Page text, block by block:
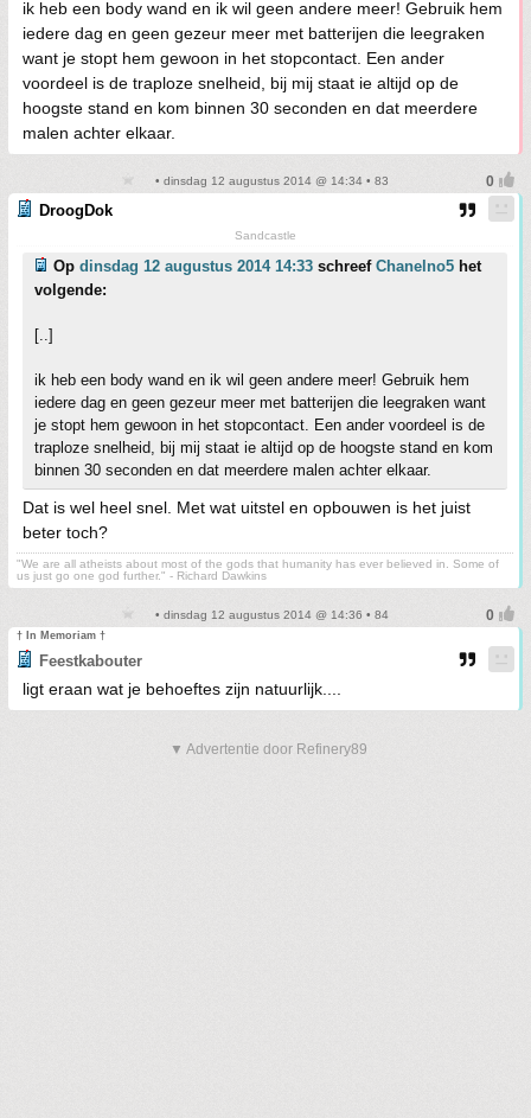
ik heb een body wand en ik wil geen andere meer! Gebruik hem
iedere dag en geen gezeur meer met batterijen die leegraken
want je stopt hem gewoon in het stopcontact. Een ander
voordeel is de traploze snelheid, bij mij staat ie altijd op de
hoogste stand en kom binnen 30 seconden en dat meerdere
malen achter elkaar.
• dinsdag 12 augustus 2014 @ 14:34 • 83
DroogDok
Sandcastle
Op dinsdag 12 augustus 2014 14:33 schreef Chanelno5 het
volgende:
[..]
ik heb een body wand en ik wil geen andere meer! Gebruik hem
iedere dag en geen gezeur meer met batterijen die leegraken want
je stopt hem gewoon in het stopcontact. Een ander voordeel is de
traploze snelheid, bij mij staat ie altijd op de hoogste stand en kom
binnen 30 seconden en dat meerdere malen achter elkaar.
Dat is wel heel snel. Met wat uitstel en opbouwen is het juist
beter toch?
"We are all atheists about most of the gods that humanity has ever believed in. Some of
us just go one god further." - Richard Dawkins
• dinsdag 12 augustus 2014 @ 14:36 • 84
† In Memoriam †
Feestkabouter
ligt eraan wat je behoeftes zijn natuurlijk....
▼ Advertentie door Refinery89